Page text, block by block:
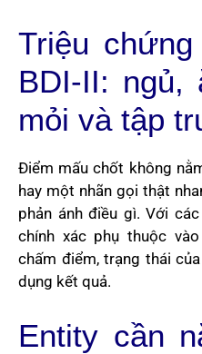
Triệu
BDI-II: ngủ,
mỏi và tập
Điểm mấu chốt không
hay một nhãn gọi thật
phản ánh điều gì. Với
chính xác phụ thuộc
chấm điểm, trạng thái
dụng kết quả.
Entity cần